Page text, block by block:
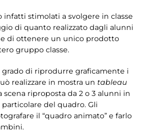
stimolati a svolgere in classe
di quanto realizzato dagli alunni
di ottenere un unico prodotto
gruppo classe.
di riprodurre graficamente i
realizzare in mostra un tableau
scena riproposta da 2 o 3 alunni in
del quadro. Gli
il “quadro animato” e farlo